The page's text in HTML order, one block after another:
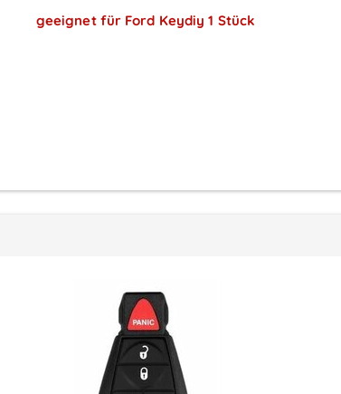
geeignet für Ford Keydiy 1 Stück